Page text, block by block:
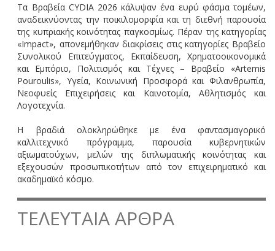
Τα Βραβεία CYDIA 2026 κάλυψαν ένα ευρύ φάσμα τομέων,
αναδεικνύοντας την ποικιλομορφία και τη διεθνή παρουσία
της κυπριακής κοινότητας παγκοσμίως. Πέραν της κατηγορίας
«Impact», απονεμήθηκαν διακρίσεις στις κατηγορίες Βραβείο
Συνολικού Επιτεύγματος, Εκπαίδευση, Χρηματοοικονομικά
και Εμπόριο, Πολιτισμός και Τέχνες – Βραβείο «Artemis
Pouroulis», Υγεία, Κοινωνική Προσφορά και Φιλανθρωπία,
Νεοφυείς Επιχειρήσεις και Καινοτομία, Αθλητισμός και
Λογοτεχνία.
Η βραδιά ολοκληρώθηκε με ένα φαντασμαγορικό
καλλιτεχνικό πρόγραμμα, παρουσία κυβερνητικών
αξιωματούχων, μελών της διπλωματικής κοινότητας και
εξεχουσών προσωπικοτήτων από τον επιχειρηματικό και
ακαδημαϊκό κόσμο.
ΤΕΛΕΥΤΑΙΑ ΑΡΘΡΑ